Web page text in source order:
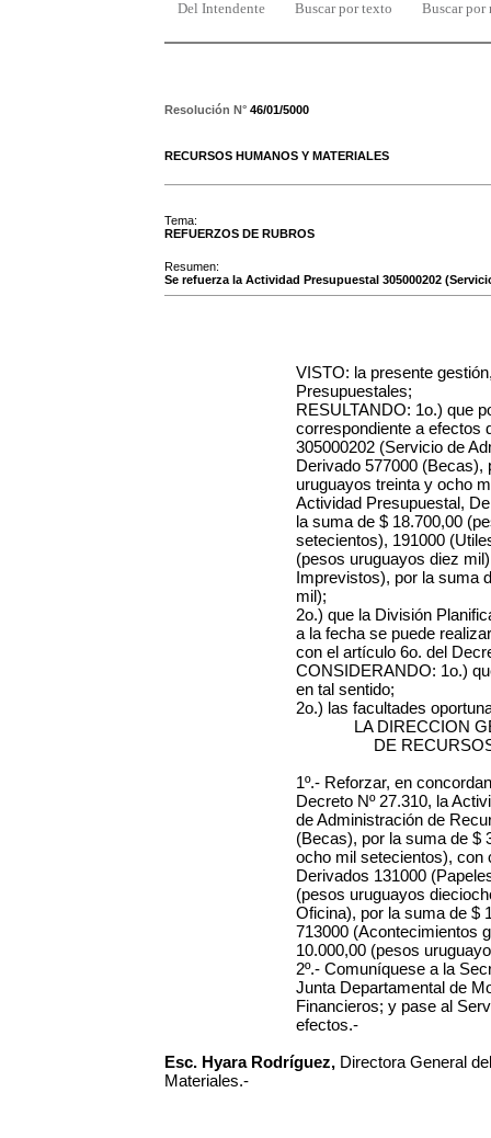
Del Intendente Buscar por texto Buscar por
Resolución N° 46/01/5000
RECURSOS HUMANOS Y MATERIALES
Tema:
REFUERZOS DE RUBROS
Resumen:
Se refuerza la Actividad Presupuestal 305000202
VISTO: la presente
Presupuestales;
RESULTANDO: 1o.) que
correspondiente a efectos
305000202 (Servicio de
Derivado 577000 (Becas),
uruguayos treinta y ocho
Actividad Presupuestal,
la suma de $ 18.700,00
setecientos), 191000
(pesos uruguayos diez
Imprevistos), por la suma
mil);
2o.) que la División
a la fecha se puede
con el artículo 6o. del
CONSIDERANDO: 1o.)
en tal sentido;
2o.) las facultades
LA DIRECCION
DE
1º.- Reforzar, en
Decreto Nº 27.310, la
de Administración de
(Becas), por la suma de $
ocho mil setecientos), con
Derivados 131000
(pesos uruguayos
Oficina), por la suma de $
713000 (Acontecimientos
10.000,00 (pesos
2º.- Comuníquese a la
Junta Departamental de
Financieros; y pase al
efectos.-
Esc. Hyara Rodríguez, Directora General
Materiales.-